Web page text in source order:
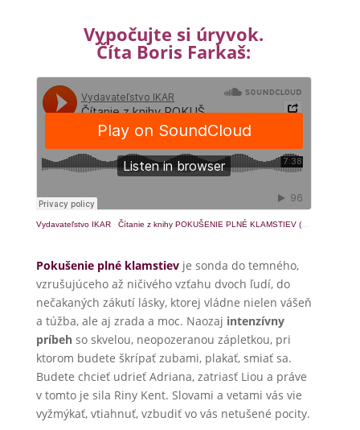
Vypočujte si úryvok.
Číta Boris Farkaš:
Vydavateľstvo IKAR· Čítanie z knihy POKUŠENIE PLNÉ KLAMSTIEV (Rina Kent)
Pokušenie plné klamstievje sonda do temného,
vzrušujúceho až ničivého vzťahu dvoch ľudí, do
nečakaných zákutí lásky, ktorej vládne nielen vášeň
a túžba, ale aj zrada a moc. Naozaj intenzívny
príbehso skvelou, neopozeranou zápletkou, pri
ktorom budete škrípať zubami, plakať, smiať sa.
Budete chcieť udrieť Adriana, zatriasť Liou a práve
v tomto je sila Riny Kent. Slovami a vetami vás vie
vyžmýkať, vtiahnuť, vzbudiť vo vás netušené pocity.